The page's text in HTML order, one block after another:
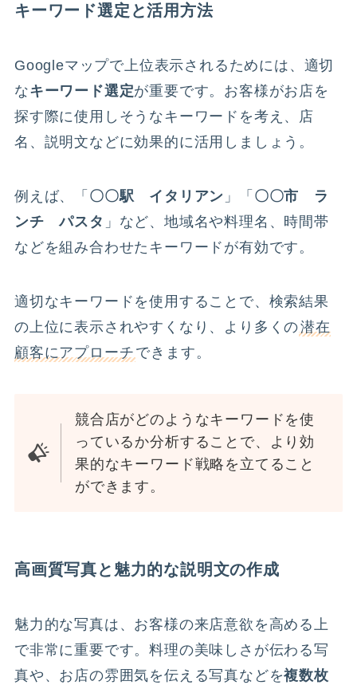
キーワード選定と活用方法
Googleマップで上位表示されるためには、適切
なキーワード選定が重要です。お客様がお店を
探す際に使用しそうなキーワードを考え、店
名、説明文などに効果的に活用しましょう。
例えば、「 〇〇駅 イタリアン 」「 〇〇市 ラ
ンチ パスタ 」など、地域名や料理名、時間帯
などを組み合わせたキーワードが有効です。
適切なキーワードを使用することで、検索結果
の上位に表示されやすくなり、より多くの潜在
顧客にアプローチ できます。
競合店がどのようなキーワードを使
っているか分析することで、より効
果的なキーワード戦略を立てること
ができます。
高画質写真と魅力的な説明文の作成
魅力的な写真は、お客様の来店意欲を高める上
で非常に重要です。料理の美味しさが伝わる写
真や、お店の雰囲気を伝える写真などを複数枚